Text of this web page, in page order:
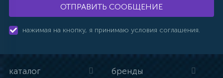
ОТПРАВИТЬ СООБЩЕНИЕ
нажимая на кнопку, я принимаю условия соглашения.
каталог бренды